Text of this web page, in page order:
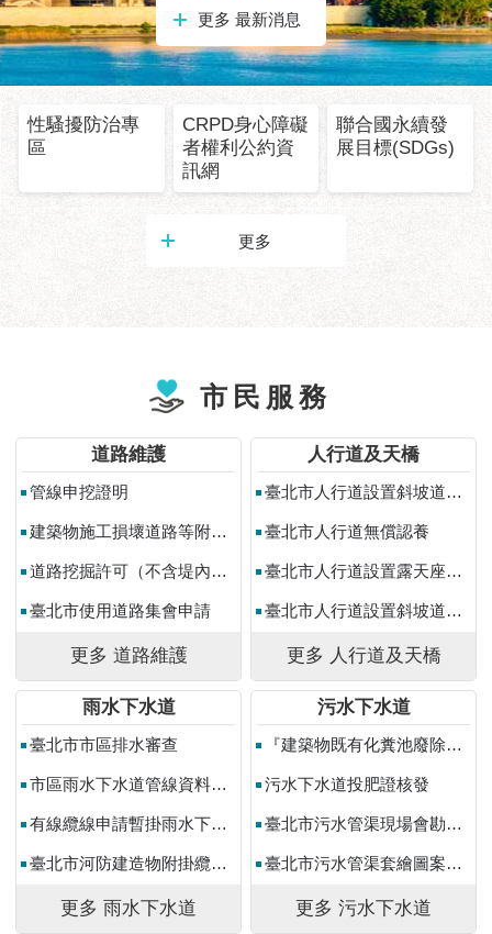
道
路
挖
資
訊
聯
發
心
專
區
站
導
English
北
北
服
更多 最新消息
性騷擾防治專
區
CRPD身心障礙
者權利公約資
訊網
聯合國永續發
展目標(SDGs)
更多
市民服務
道路維護
管線申挖證明
建築物施工損壞道路等附屬公共設施複勘申請
道路挖掘許可（不含堤內水防道路）
臺北市使用道路集會申請
更多 道路維護
人行道及天橋
臺北市人行道設置斜坡道申請
臺北市人行道無償認養
臺北市人行道設置露天座申請
臺北市人行道設置斜坡道展延申請
更多 人行道及天橋
雨水下水道
臺北市市區排水審查
市區雨水下水道管線資料申請作業
有線纜線申請暫掛雨水下水道作業
臺北市河防建造物附掛纜線作業
更多 雨水下水道
污水下水道
『建築物既有化糞池廢除或改設為污水坑補助』申請
污水下水道投肥證核發
臺北市污水管渠現場會勘案件申請作業
臺北市污水管渠套繪圖案件申請作業
更多 污水下水道